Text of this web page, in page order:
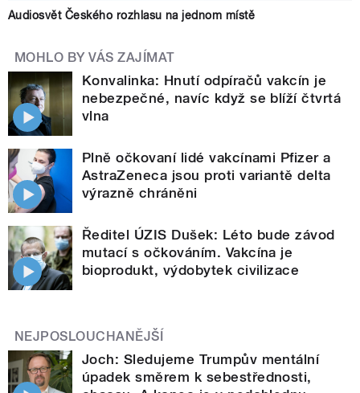
Audiosvět Českého rozhlasu na jednom místě
MOHLO BY VÁS ZAJÍMAT
Konvalinka: Hnutí odpíračů vakcín je
nebezpečné, navíc když se blíží čtvrtá
vlna
Plně očkovaní lidé vakcínami Pfizer a
AstraZeneca jsou proti variantě delta
výrazně chráněni
Ředitel ÚZIS Dušek: Léto bude závod
mutací s očkováním. Vakcína je
bioprodukt, výdobytek civilizace
NEJPOSLOUCHANĚJŠÍ
Joch: Sledujeme Trumpův mentální
úpadek směrem k sebestřednosti,